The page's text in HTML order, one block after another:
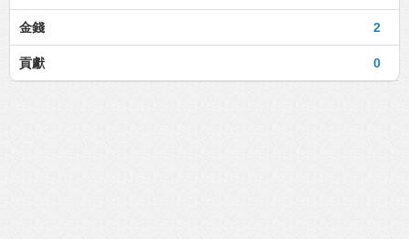
2
金錢
0
貢獻